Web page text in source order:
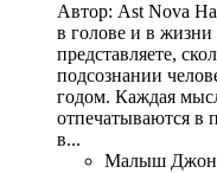
Автор: Ast Nova
в голове и в
представляете,
подсознании
годом. Каждая
отпечатываются в
в...
Малыш Джон